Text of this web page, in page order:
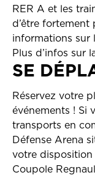
RER A et les
d’être fortement
informations sur
Plus d’infos sur
SE
Réservez votre
événements ! Si
transports en
Défense Arena
votre disposition
Coupole